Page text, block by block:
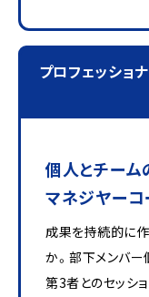
プロフェッショ
個人とチーム
マネジヤーコ
成果を持続的に
か。部下メンバー
第3者とのセッシ